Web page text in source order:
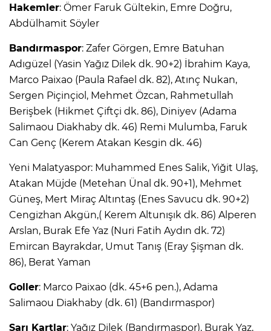
Hakemler: Ömer Faruk Gültekin, Emre Doğru,
Abdülhamit Söyler
Bandırmaspor: Zafer Görgen, Emre Batuhan
Adıgüzel (Yasin Yağız Dilek dk. 90+2) İbrahim Kaya,
Marco Paixao (Paula Rafael dk. 82), Atınç Nukan,
Sergen Piçinçiol, Mehmet Özcan, Rahmetullah
Berişbek (Hikmet Çiftçi dk. 86), Diniyev (Adama
Salimaou Diakhaby dk. 46) Remi Mulumba, Faruk
Can Genç (Kerem Atakan Kesgin dk. 46)
Yeni Malatyaspor: Muhammed Enes Salik, Yiğit Ulaş,
Atakan Müjde (Metehan Ünal dk. 90+1), Mehmet
Güneş, Mert Miraç Altıntaş (Enes Savucu dk. 90+2)
Cengizhan Akgün,( Kerem Altunışık dk. 86) Alperen
Arslan, Burak Efe Yaz (Nuri Fatih Aydın dk. 72)
Emircan Bayrakdar, Umut Tanış (Eray Şişman dk.
86), Berat Yaman
Goller: Marco Paixao (dk. 45+6 pen.), Adama
Salimaou Diakhaby (dk. 61) (Bandırmaspor)
Sarı Kartlar: Yağız Dilek (Bandırmaspor), Burak Yaz,